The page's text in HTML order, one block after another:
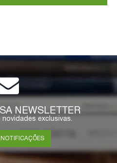
NEWSLETTER
exclusivas.
NOTIFICAÇÕES